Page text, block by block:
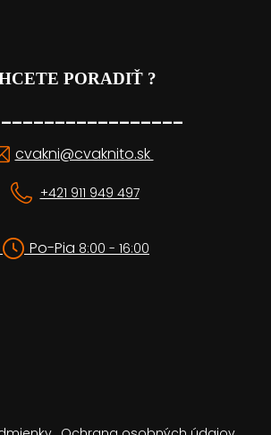
PORADIŤ ?
cvakni@cvaknito.sk
+421 911 949 497
Po-Pia 8:00 - 16:00